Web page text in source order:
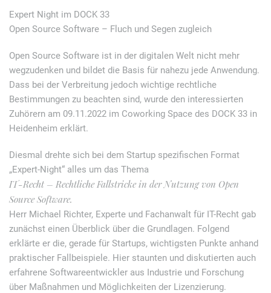
Expert Night im DOCK 33
Open Source Software – Fluch und Segen zugleich
Open Source Software ist in der digitalen Welt nicht mehr
wegzudenken und bildet die Basis für nahezu jede Anwendung.
Dass bei der Verbreitung jedoch wichtige rechtliche
Bestimmungen zu beachten sind, wurde den interessierten
Zuhörern am 09.11.2022 im Coworking Space des DOCK 33 in
Heidenheim erklärt.
Diesmal drehte sich bei dem Startup spezifischen Format
„Expert-Night“ alles um das Thema
IT-Recht – Rechtliche Fallstricke in der Nutzung von Open
Source Software.
Herr Michael Richter, Experte und Fachanwalt für IT-Recht gab
zunächst einen Überblick über die Grundlagen. Folgend
erklärte er die, gerade für Startups, wichtigsten Punkte anhand
praktischer Fallbeispiele. Hier staunten und diskutierten auch
erfahrene Softwareentwickler aus Industrie und Forschung
über Maßnahmen und Möglichkeiten der Lizenzierung.